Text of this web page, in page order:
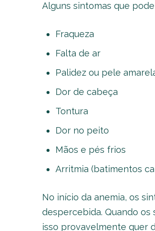
Alguns sintomas que
Fraqueza
Falta de ar
Palidez ou pele
Dor de cabeça
Tontura
Dor no peito
Mãos e pés frios
Arritmia (batimentos
No início da anemia, os
despercebida. Quando os
isso provavelmente quer